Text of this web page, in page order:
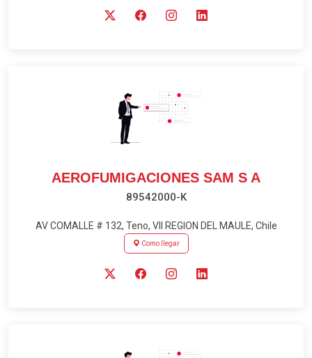
AEROFUMIGACIONES SAM S A
89542000-K
AV COMALLE # 132, Teno, VII REGION DEL MAULE, Chile
Como llegar